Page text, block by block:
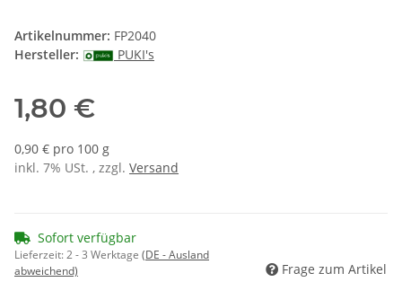
Artikelnummer: FP2040
Hersteller:
PUKI's
1,80 €
0,90 € pro 100 g
inkl. 7% USt. , zzgl. Versand
Sofort verfügbar
Lieferzeit:2 - 3 Werktage (DE - Ausland
abweichend)
Frage zum Artikel